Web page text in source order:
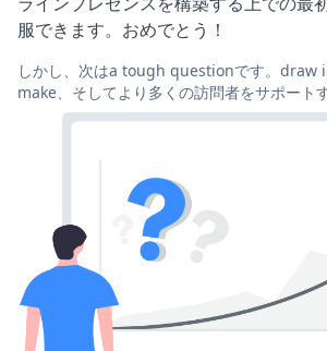
服できます。おめでとう！
しかし、次はa tough questionです。draw
make、そしてより多くの訪問者をサポート